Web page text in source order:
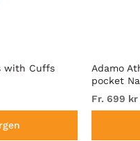
with Cuffs
Adamo
pocket
Fr. 699 kr